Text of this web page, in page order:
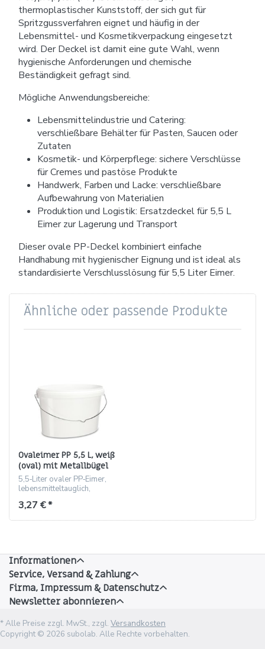
thermoplastischer Kunststoff, der sich gut für
Spritzgussverfahren eignet und häufig in der
Lebensmittel- und Kosmetikverpackung eingesetzt
wird. Der Deckel ist damit eine gute Wahl, wenn
hygienische Anforderungen und chemische
Beständigkeit gefragt sind.
Mögliche Anwendungsbereiche:
Lebensmittelindustrie und Catering:
verschließbare Behälter für Pasten, Saucen oder
Zutaten
Kosmetik- und Körperpflege: sichere Verschlüsse
für Cremes und pastöse Produkte
Handwerk, Farben und Lacke: verschließbare
Aufbewahrung von Materialien
Produktion und Logistik: Ersatzdeckel für 5,5 L
Eimer zur Lagerung und Transport
Dieser ovale PP-Deckel kombiniert einfache
Handhabung mit hygienischer Eignung und ist ideal als
standardisierte Verschlusslösung für 5,5 Liter Eimer.
Ähnliche oder passende Produkte
Ovaleimer PP 5,5 L, weiß
(oval) mit Metallbügel
5,5‑Liter ovaler PP‑Eimer,
lebensmitteltauglich,
und optionalem
3,27 € *
Informationen
Service, Versand & Zahlung
Firma, Impressum & Datenschutz
Newsletter abonnieren
* Alle Preise zzgl. MwSt., zzgl. Versandkosten
Copyright © 2026 subolab. Alle Rechte vorbehalten.